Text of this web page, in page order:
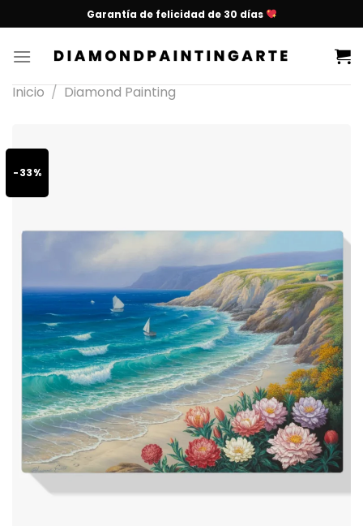
Garantía de felicidad de 30 días
Inicio / Diamond Painting
-33%